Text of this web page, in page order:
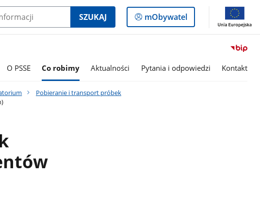
SZUKAJ
Logowanie
do
mObywatel
O PSSE Co robimy Aktualności Pytania i odpowiedzi Kontakt
Pobieranie i transport próbek